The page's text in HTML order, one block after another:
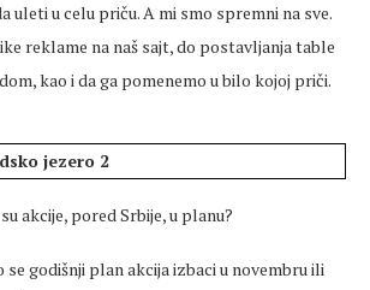
uleti u celu priču. A mi smo spremni na sve.
reklame na naš sajt, do postavljanja table
kao i da ga pomenemo u bilo kojoj priči.
akcije, pored Srbije, u planu?
se godišnji plan akcija izbaci u novembru ili